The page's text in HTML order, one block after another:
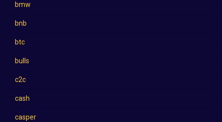
bmw
bnb
btc
bulls
c2c
cash
casper